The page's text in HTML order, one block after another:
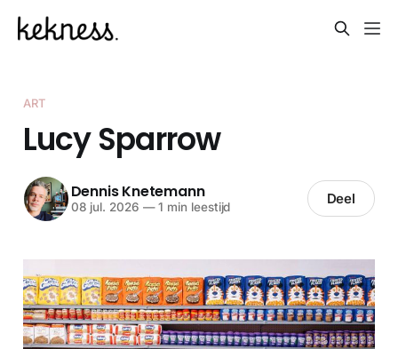
ART
Lucy Sparrow
Dennis Knetemann
08 jul. 2026 —1 min leestijd Deel